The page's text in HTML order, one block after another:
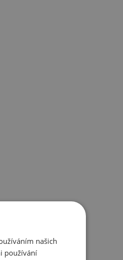
našich
používání